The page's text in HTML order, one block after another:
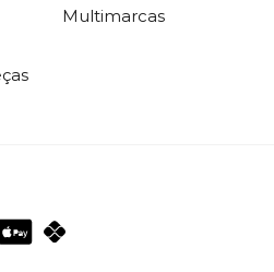
Multimarcas